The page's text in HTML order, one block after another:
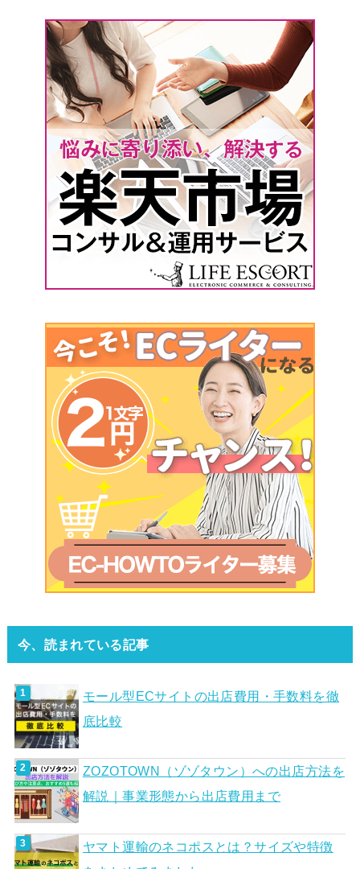
今、読まれている記事
モール型ECサイトの出店費用・手数料を徹
底比較
ZOZOTOWN（ゾゾタウン）への出店方法を
解説｜事業形態から出店費用まで
ヤマト運輸のネコポスとは？サイズや特徴